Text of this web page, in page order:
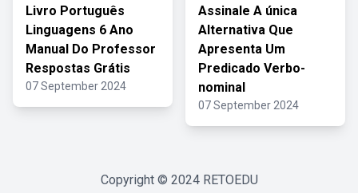
Livro Português
Linguagens 6 Ano
Manual Do Professor
Respostas Grátis
07 September 2024
Assinale A única
Alternativa Que
Apresenta Um
Predicado Verbo-
nominal
07 September 2024
Copyright © 2024 RETOEDU